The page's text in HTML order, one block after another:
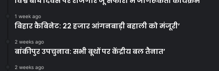
1 week ago
बिहार कैबिनेट: 22 हजार आंगनबाड़ी बहाली को मंजूरी’
2 weeks ago
बांकीपुर उपचुनाव: सभी बूथों पर केंद्रीय बल तैनात’
2 weeks ago